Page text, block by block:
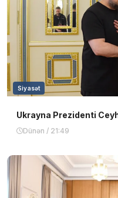
Siyasət
Ukrayna Prezidenti
Dünən / 21:49